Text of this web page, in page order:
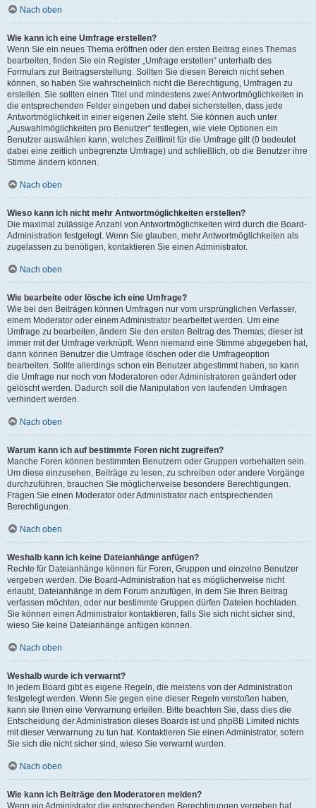
Nach oben
Wie kann ich eine Umfrage erstellen?
Wenn Sie ein neues Thema eröffnen oder den ersten Beitrag eines Themas
bearbeiten, finden Sie ein Register „Umfrage erstellen“ unterhalb des
Formulars zur Beitragserstellung. Sollten Sie diesen Bereich nicht sehen
können, so haben Sie wahrscheinlich nicht die Berechtigung, Umfragen zu
erstellen. Sie sollten einen Titel und mindestens zwei Antwortmöglichkeiten in
die entsprechenden Felder eingeben und dabei sicherstellen, dass jede
Antwortmöglichkeit in einer eigenen Zeile steht. Sie können auch unter
„Auswahlmöglichkeiten pro Benutzer“ festlegen, wie viele Optionen ein
Benutzer auswählen kann, welches Zeitlimit für die Umfrage gilt (0 bedeutet
dabei eine zeitlich unbegrenzte Umfrage) und schließlich, ob die Benutzer ihre
Stimme ändern können.
Nach oben
Wieso kann ich nicht mehr Antwortmöglichkeiten erstellen?
Die maximal zulässige Anzahl von Antwortmöglichkeiten wird durch die Board-
Administration festgelegt. Wenn Sie glauben, mehr Antwortmöglichkeiten als
zugelassen zu benötigen, kontaktieren Sie einen Administrator.
Nach oben
Wie bearbeite oder lösche ich eine Umfrage?
Wie bei den Beiträgen können Umfragen nur vom ursprünglichen Verfasser,
einem Moderator oder einem Administrator bearbeitet werden. Um eine
Umfrage zu bearbeiten, ändern Sie den ersten Beitrag des Themas; dieser ist
immer mit der Umfrage verknüpft. Wenn niemand eine Stimme abgegeben hat,
dann können Benutzer die Umfrage löschen oder die Umfrageoption
bearbeiten. Sollte allerdings schon ein Benutzer abgestimmt haben, so kann
die Umfrage nur noch von Moderatoren oder Administratoren geändert oder
gelöscht werden. Dadurch soll die Manipulation von laufenden Umfragen
verhindert werden.
Nach oben
Warum kann ich auf bestimmte Foren nicht zugreifen?
Manche Foren können bestimmten Benutzern oder Gruppen vorbehalten sein.
Um diese einzusehen, Beiträge zu lesen, zu schreiben oder andere Vorgänge
durchzuführen, brauchen Sie möglicherweise besondere Berechtigungen.
Fragen Sie einen Moderator oder Administrator nach entsprechenden
Berechtigungen.
Nach oben
Weshalb kann ich keine Dateianhänge anfügen?
Rechte für Dateianhänge können für Foren, Gruppen und einzelne Benutzer
vergeben werden. Die Board-Administration hat es möglicherweise nicht
erlaubt, Dateianhänge in dem Forum anzufügen, in dem Sie Ihren Beitrag
verfassen möchten, oder nur bestimmte Gruppen dürfen Dateien hochladen.
Sie können einen Administrator kontaktieren, falls Sie sich nicht sicher sind,
wieso Sie keine Dateianhänge anfügen können.
Nach oben
Weshalb wurde ich verwarnt?
In jedem Board gibt es eigene Regeln, die meistens von der Administration
festgelegt werden. Wenn Sie gegen eine dieser Regeln verstoßen haben,
kann sie Ihnen eine Verwarnung erteilen. Bitte beachten Sie, dass dies die
Entscheidung der Administration dieses Boards ist und phpBB Limited nichts
mit dieser Verwarnung zu tun hat. Kontaktieren Sie einen Administrator, sofern
Sie sich die nicht sicher sind, wieso Sie verwarnt wurden.
Nach oben
Wie kann ich Beiträge den Moderatoren melden?
Wenn ein Administrator die entsprechenden Berechtigungen vergeben hat,